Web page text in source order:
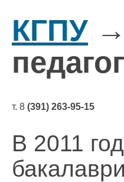
КГПУ
т. 8 (391) 263-95-15
В 2011